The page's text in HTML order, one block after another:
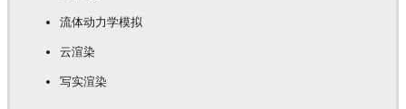
流体动力学模拟
云渲染
写实渲染